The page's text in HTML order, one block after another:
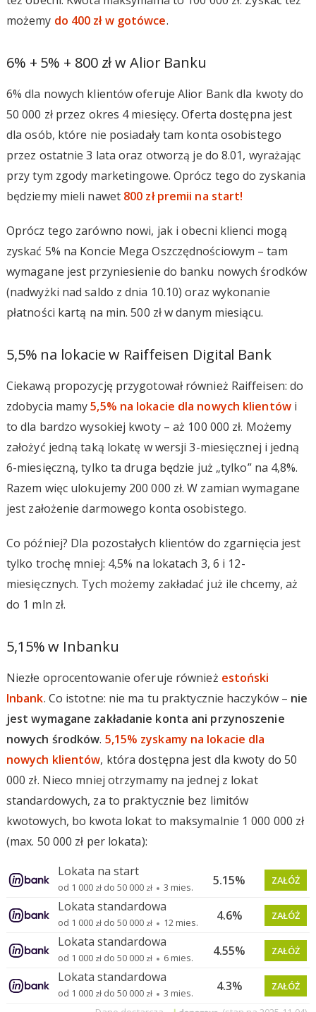
możemy do 400 zł w gotówce.
6% + 5% + 800 zł w Alior Banku
6% dla nowych klientów oferuje Alior Bank dla kwoty do
50 000 zł przez okres 4 miesięcy. Oferta dostępna jest
dla osób, które nie posiadały tam konta osobistego
przez ostatnie 3 lata oraz otworzą je do 8.01, wyrażając
przy tym zgody marketingowe. Oprócz tego do zyskania
będziemy mieli nawet 800 zł premii na start!
Oprócz tego zarówno nowi, jak i obecni klienci mogą
zyskać 5% na Koncie Mega Oszczędnościowym – tam
wymagane jest przyniesienie do banku nowych środków
(nadwyżki nad saldo z dnia 10.10) oraz wykonanie
płatności kartą na min. 500 zł w danym miesiącu.
5,5% na lokacie w Raiffeisen Digital Bank
Ciekawą propozycję przygotował również Raiffeisen: do
zdobycia mamy5,5% na lokacie dla nowych klientówi
to dla bardzo wysokiej kwoty – aż 100 000 zł. Możemy
założyć jedną taką lokatę w wersji 3-miesięcznej i jedną
6-miesięczną, tylko ta druga będzie już „tylko” na 4,8%.
Razem więc ulokujemy 200 000 zł. W zamian wymagane
jest założenie darmowego konta osobistego.
Co później? Dla pozostałych klientów do zgarnięcia jest
tylko trochę mniej: 4,5% na lokatach 3, 6 i 12-
miesięcznych. Tych możemy zakładać już ile chcemy, aż
do 1 mln zł.
5,15% w Inbanku
Niezłe oprocentowanie oferuje również estoński
Inbank. Co istotne: nie ma tu praktycznie haczyków – nie
jest wymagane zakładanie konta ani przynoszenie
nowych środków. 5,15% zyskamy na lokacie dla
nowych klientów, która dostępna jest dla kwoty do 50
000 zł. Nieco mniej otrzymamy na jednej z lokat
standardowych, za to praktycznie bez limitów
kwotowych, bo kwota lokat to maksymalnie 1 000 000 zł
(max. 50 000 zł per lokata):